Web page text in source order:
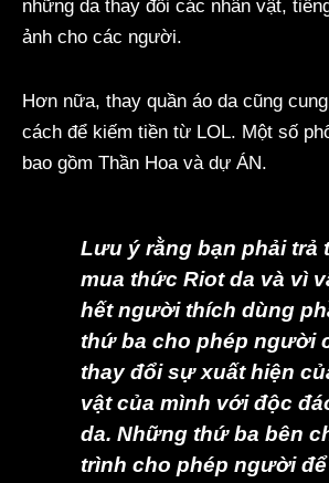
những da thay đổi các nhân vật,
ảnh cho các người.
Hơn nữa, thay quần áo da cũng
cách để kiếm tiền từ LOL. Một số
bao gồm Thần Hoa và dự ÁN.
Lưu ý rằng bạn phải trả
mua thức Riot da và vì
hết người thích dùng
thứ ba cho phép người
thay đổi sự xuất hiện
vật của mình với độc
da. Những thứ ba bên
trình cho phép người để